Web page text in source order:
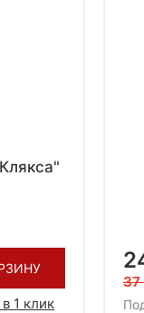
1 клик
37